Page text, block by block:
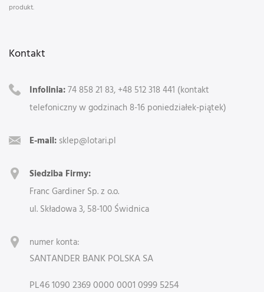
produkt.
Kontakt
Infolinia:74 858 21 83, +48 512 318 441 (kontakt
telefoniczny w godzinach 8-16 poniedziałek-piątek)
E-mail: sklep@lotari.pl
Siedziba Firmy:
Franc Gardiner Sp. z o.o.
ul. Składowa 3, 58-100 Świdnica
numer konta:
SANTANDER BANK POLSKA SA
PL46 1090 2369 0000 0001 0999 5254